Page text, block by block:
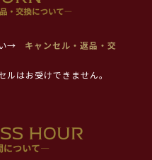
→
キャンセル・返品・交
はお受けできません。